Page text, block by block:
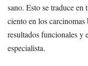
sano. Esto se traduce en
ciento en los carcinomas
resultados funcionales y
especialista.